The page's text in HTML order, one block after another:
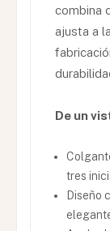
combina
ajusta a
De un
tres
Diseño